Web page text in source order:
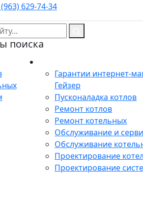
629-74-34
поиска
Гарантии интернет-
Гейзер
Пусконаладка котлов
Ремонт котлов
Ремонт котельных
Обслуживание и
Обслуживание
Проектирование
Проектирование